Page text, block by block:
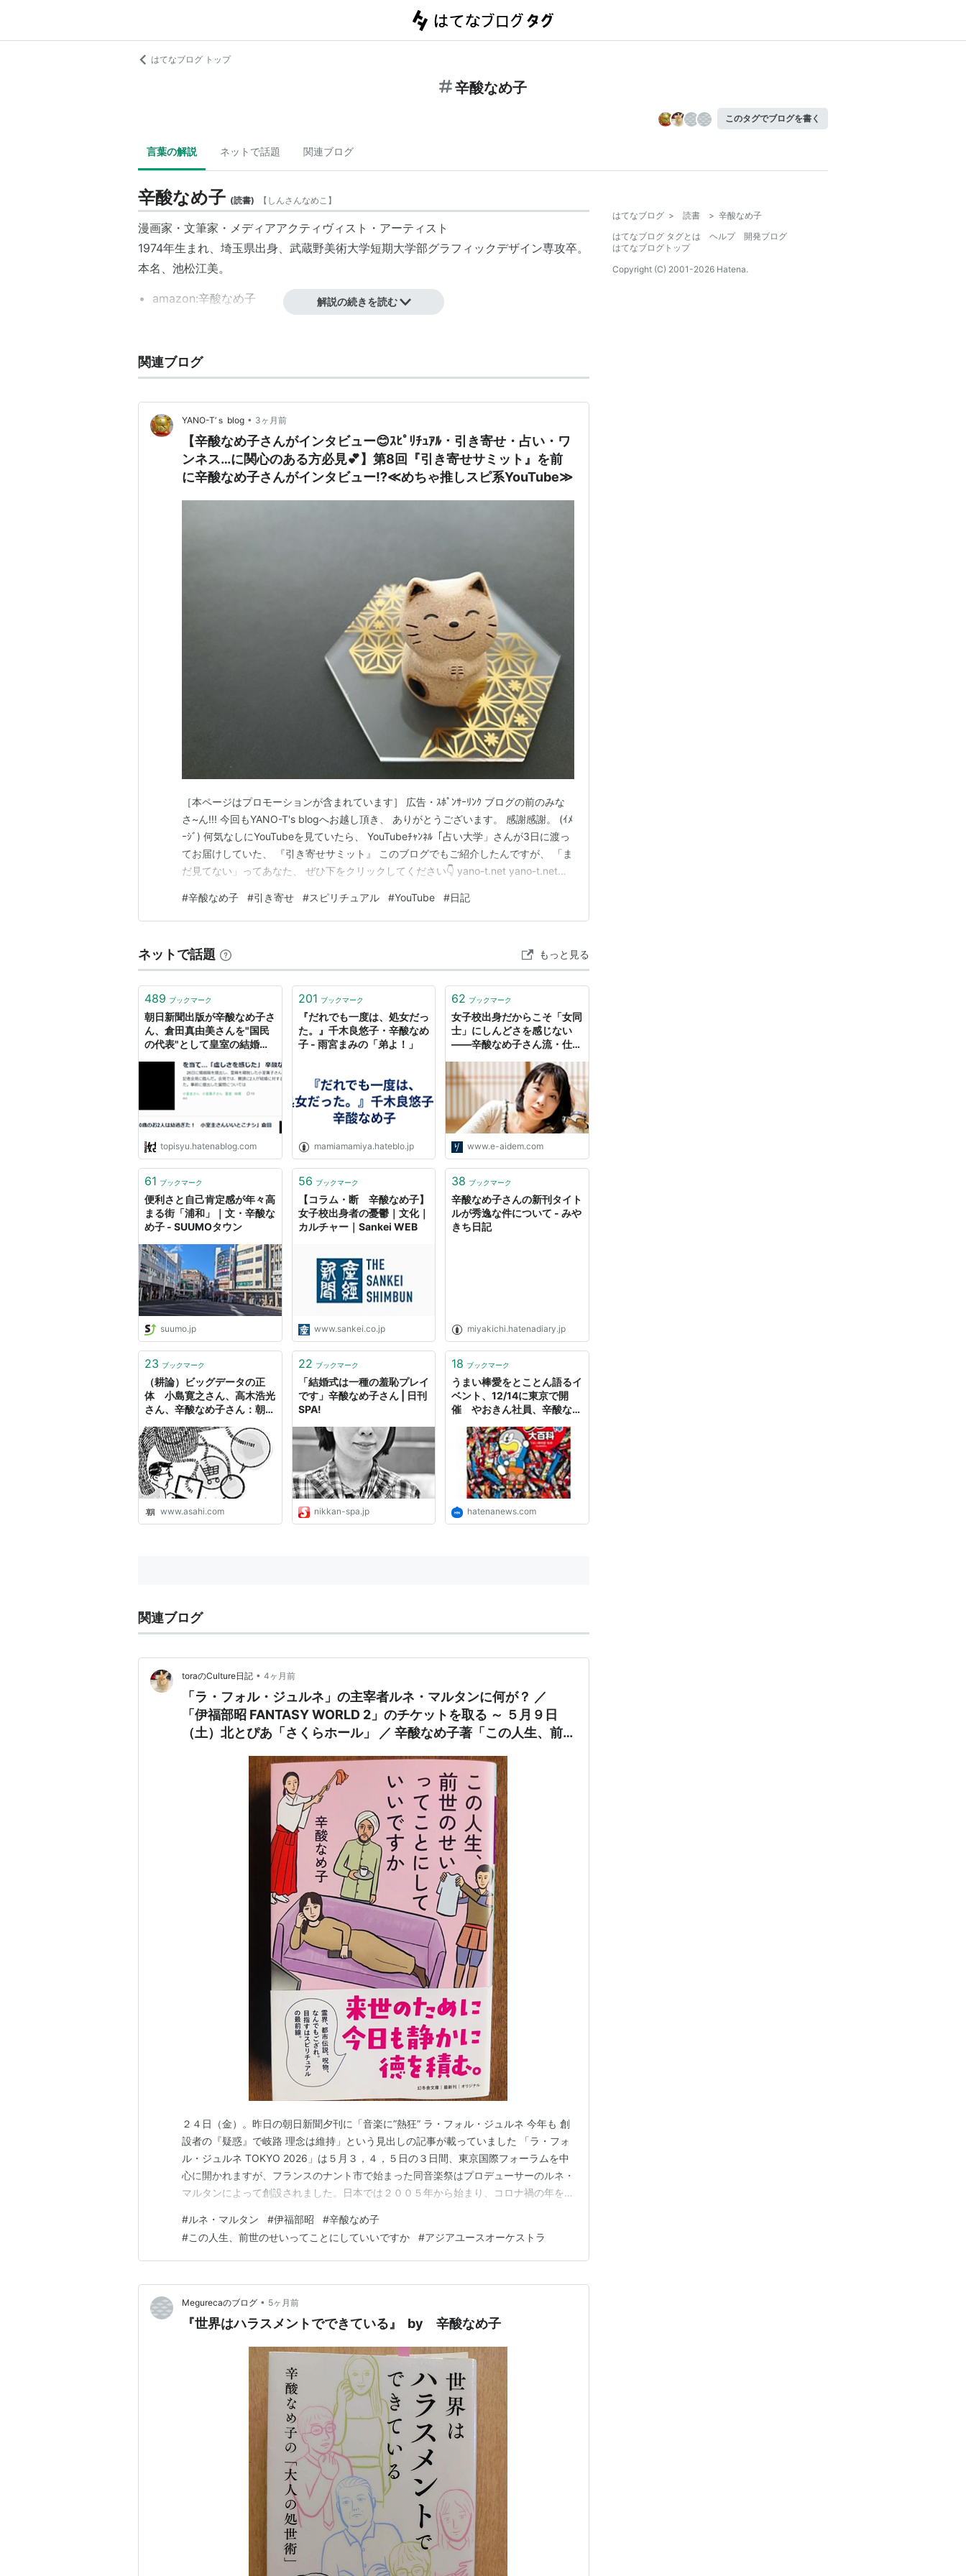
はてなブログ トップ
辛酸なめ子
このタグでブログを書く
言葉の解説 ネットで話題 関連ブログ
辛酸なめ子 (読書) 【 しんさんなめこ 】
漫画家・文筆家・メディアアクティヴィスト・アーティスト
1974年生まれ、埼玉県出身、武蔵野美術大学短期大学部グラフィックデザイン専攻卒。
本名、池松江美。
amazon:辛酸なめ子
ニガヨモギ（2000年8月）
千年王国（2001年11月）ISBN:4792603595
自立日記（2002年12月）ISBN:4896916905
道徳の時間（2003年3月）
ほとばしる副作用（2003年4月）ISBN:4163595902
癒しのチャペル（2003年9月）ISBN:4893678795
処女☆伝説―オール・アバウト辛酸なめ子（2004年4月）
ISBN:4896918134
解説の続きを読む
関連ブログ
YANO-T’ｓ blog • 3ヶ月前
【辛酸なめ子さんがインタビュー😊ｽﾋﾟﾘﾁｭｱﾙ・引き寄せ・占い・ワ
ンネス…に関心のある方必見💕】第8回『引き寄せサミット』を前
に辛酸なめ子さんがインタビュー⁉️≪めちゃ推しスピ系YouTube≫
［本ページはプロモーションが含まれています］ 広告・ｽﾎﾟﾝｻｰﾘﾝｸ ブログの前のみな
さ~ん!!! 今回もYANO-T's blogへお越し頂き、 ありがとうございます。 感謝感謝。 (ｲﾒ
ｰｼﾞ) 何気なしにYouTubeを見ていたら、 YouTubeﾁｬﾝﾈﾙ「占い大学」さんが3日に渡っ
てお届けしていた、 『引き寄せサミット』 このブログでもご紹介したんですが、 「ま
だ見てない」ってあなた、 ぜひ下をクリックしてください👇️ yano-t.net yano-t.net
です🙀 こちらも スピリチュ…
#辛酸なめ子 #引き寄せ #スピリチュアル #YouTube #日記
ネットで話題 もっと見る
489 ブックマーク
朝日新聞出版が辛酸なめ子さ
ん、倉田真由美さんを"国民
の代表"として皇室の結婚を
閲子の姑日記
topisyu.hatenablog.com
201 ブックマーク
『だれでも一度は、処女だっ
た。』千木良悠子・辛酸なめ
子 - 雨宮まみの「弟よ！」
mamiamamiya.hateblo.jp
62 ブックマーク
女子校出身だからこそ「女同
士」にしんどさを感じない
――辛酸なめ子さん流・仕事
アイデム
www.e-aidem.com
61 ブックマーク
便利さと自己肯定感が年々高
まる街「浦和」｜文・辛酸な
め子 - SUUMOタウン
suumo.jp
56 ブックマーク
【コラム・断 辛酸なめ子】
女子校出身者の憂鬱｜文化｜
カルチャー｜Sankei WEB
www.sankei.co.jp
38 ブックマーク
辛酸なめ子さんの新刊タイト
ルが秀逸な件について - みや
きち日記
miyakichi.hatenadiary.jp
23 ブックマーク
（耕論）ビッグデータの正
体 小島寛之さん、高木浩光
さん、辛酸なめ子さん：朝日
www.asahi.com
22 ブックマーク
「結婚式は一種の羞恥プレイ
です」辛酸なめ子さん | 日刊
SPA!
nikkan-spa.jp
18 ブックマーク
うまい棒愛をとことん語るイ
ベント、12/14に東京で開
催 やおきん社員、辛酸なめ
ース
hatenanews.com
関連ブログ
toraのCulture日記 • 4ヶ月前
「ラ・フォル・ジュルネ」の主宰者ルネ・マルタンに何が？ ／
「伊福部昭 FANTASY WORLD 2」のチケットを取る ～ ５月９日
（土）北とぴあ「さくらホール」 ／ 辛酸なめ子著「この人生、前
２４日（金）。昨日の朝日新聞夕刊に「音楽に”熱狂” ラ・フォル・ジュルネ 今年も 創
設者の『疑惑』で岐路 理念は維持」という見出しの記事が載っていました 「ラ・フォ
ル・ジュルネ TOKYO 2026」は５月３，４，５日の３日間、東京国際フォーラムを中
心に開かれますが、フランスのナント市で始まった同音楽祭はプロデューサーのルネ・
マルタンによって創設されました。日本では２００５年から始まり、コロナ禍の年を除
うに書いています ⇒ 「昨年秋、フランスでマルタンを巡る疑惑が浮上。現地メディア
によると、LFJ主催団体の監査報告書…
#ルネ・マルタン #伊福部昭 #辛酸なめ子
#この人生、前世のせいってことにしていいですか #アジアユースオーケストラ
Megurecaのブログ • 5ヶ月前
『世界はハラスメントでできている』 by 辛酸なめ子
はてなブログ > 読書 > 辛酸なめ子
はてなブログ タグとは
ヘルプ
開発ブログ
はてなブログトップ
Copyright (C) 2001-2026 Hatena.